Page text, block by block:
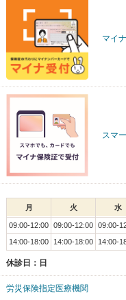
マイ
スマ
月 火 水
09:00-12:00 09:00-12:00 09:00-
14:00-18:00
14:00-18:00 14:00-
休診日：日
労災保険指定医療機関